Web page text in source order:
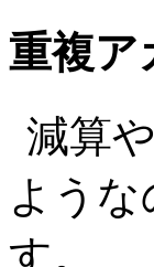
重複ア
減算
よう
す。